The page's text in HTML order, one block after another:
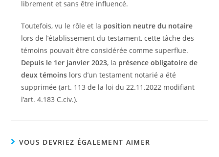
librement et sans être influencé.
Toutefois, vu le rôle et la position neutre du notaire
lors de l’établissement du testament, cette tâche des
témoins pouvait être considérée comme superflue.
Depuis le 1er janvier 2023, la présence obligatoire de
deux témoinslors d’un testament notarié a été
supprimée (art. 113 de la loi du 22.11.2022 modifiant
l’art. 4.183 C.civ.).
VOUS DEVRIEZ ÉGALEMENT AIMER